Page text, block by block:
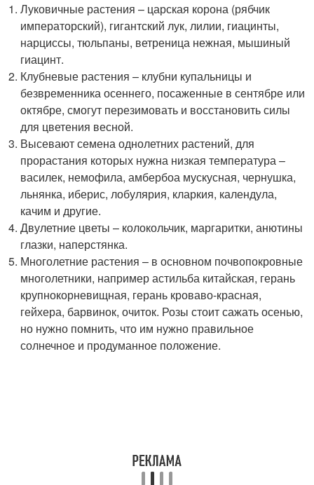
Луковичные растения – царская корона (рябчик
императорский), гигантский лук, лилии, гиацинты,
нарциссы, тюльпаны, ветреница нежная, мышиный
гиацинт.
Клубневые растения – клубни купальницы и
безвременника осеннего, посаженные в сентябре или
октябре, смогут перезимовать и восстановить силы
для цветения весной.
Высевают семена однолетних растений, для
прорастания которых нужна низкая температура –
василек, немофила, амбербоа мускусная, чернушка,
льнянка, иберис, лобулярия, кларкия, календула,
качим и другие.
Двулетние цветы – колокольчик, маргаритки, анютины
глазки, наперстянка.
Многолетние растения – в основном почвопокровные
многолетники, например астильба китайская, герань
крупнокорневищная, герань кроваво-красная,
гейхера, барвинок, очиток. Розы стоит сажать осенью,
но нужно помнить, что им нужно правильное
солнечное и продуманное положение.